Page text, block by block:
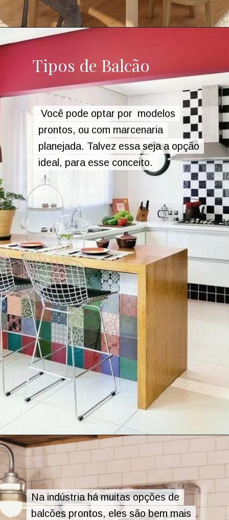
Você pode optar por modelos
prontos, ou com marcenaria
planejada. Talvez essa seja a opção
ideal, para esse conceito.
Você pode optar por modelos
prontos, ou com marcenaria
planejada. Talvez essa seja a opção
ideal, para esse conceito.
Tipos de Balcão
Tipos de Balcão
Na indústria há muitas opções de
balcões prontos, eles são bem mais
Na indústria há muitas opções de
balcões prontos, eles são bem mais